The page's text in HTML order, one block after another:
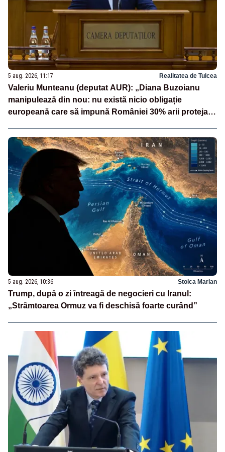
5 aug. 2026, 11:17 Realitatea de Tulcea
Valeriu Munteanu (deputat AUR): „Diana Buzoianu
manipulează din nou: nu există nicio obligație
europeană care să impună României 30% arii protejate
5 aug. 2026, 10:36 Stoica Marian
Trump, după o zi întreagă de negocieri cu Iranul:
„Strâmtoarea Ormuz va fi deschisă foarte curând”